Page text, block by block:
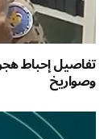
تفاصيل إحباط
وصواريخ